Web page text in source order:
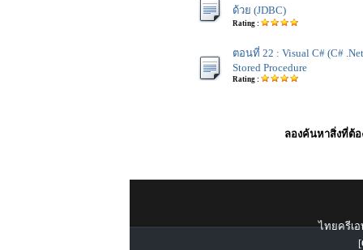
ด้วย (JDBC)
Rating :
ตอนที่ 22 : Visual C# (C#
Stored Procedure
Rating :
ลองค้นหาสิ่งที่ต้อ
ไทยครีเอ
[